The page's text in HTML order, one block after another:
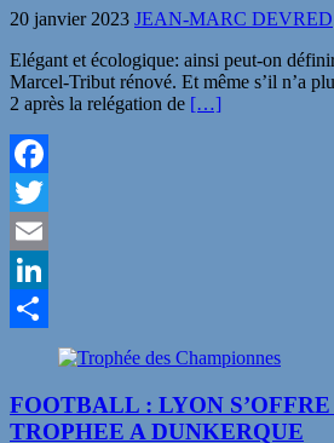
20 janvier 2023 JEAN-MARC DEVRED
Elégant et écologique: ainsi peut-on
Marcel-Tribut rénové. Et même s’il n’a
2 après la relégation de […]
Facebook
Twitter
Email
LinkedIn
Partager
FOOTBALL : LYON
TROPHEE A DUNKERQUE